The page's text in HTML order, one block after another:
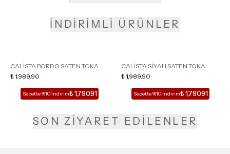
İNDİRİMLİ ÜRÜNLER
CALİSTA BORDO SATEN TOKA
DETAY SİVRİ BURUN KADIN
TOPUKLU TERLİK
₺ 1,989.90
Sepette %10 İndirim₺ 1,790.91
CALİSTA SİYAH SATEN TOKA
DETAY SİVRİ BURUN KADIN
TOPUKLU TERLİK
₺ 1,989.90
Sepette %10 İndirim₺ 1,790.91
SON ZİYARET EDİLENLER